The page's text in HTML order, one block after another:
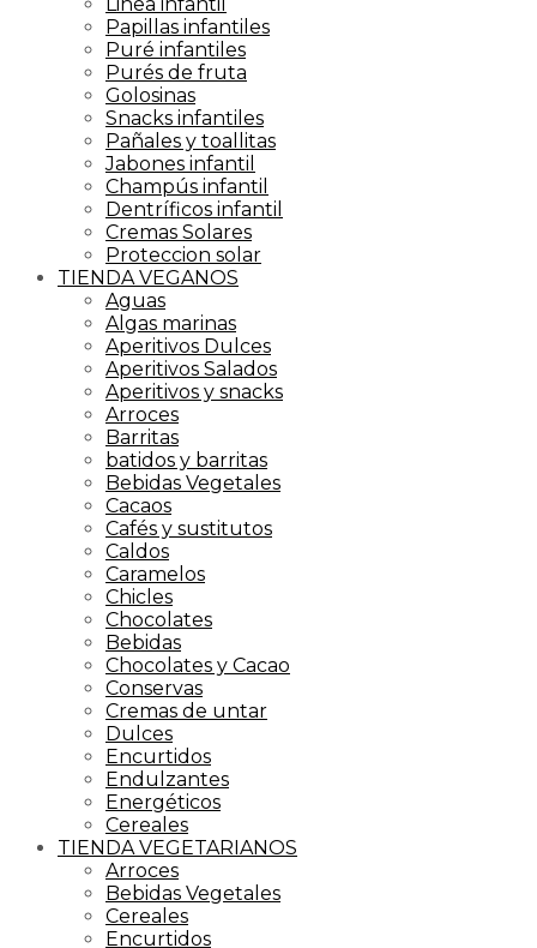
Papillas infantiles
Puré infantiles
Purés de fruta
Golosinas
Snacks infantiles
Pañales y toallitas
Jabones infantil
Champús infantil
Dentríficos infantil
Cremas Solares
Proteccion solar
TIENDA VEGANOS
Aguas
Algas marinas
Aperitivos Dulces
Aperitivos Salados
Aperitivos y snacks
Arroces
Barritas
batidos y barritas
Bebidas Vegetales
Cacaos
Cafés y sustitutos
Caldos
Caramelos
Chicles
Chocolates
Bebidas
Chocolates y Cacao
Conservas
Cremas de untar
Dulces
Encurtidos
Endulzantes
Energéticos
Cereales
TIENDA VEGETARIANOS
Arroces
Bebidas Vegetales
Cereales
Encurtidos